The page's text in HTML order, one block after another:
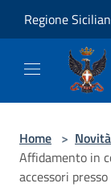
Regione
Home > Novità
Affidamento in
accessori